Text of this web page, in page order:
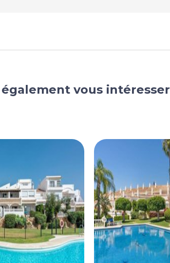
vous intéresser